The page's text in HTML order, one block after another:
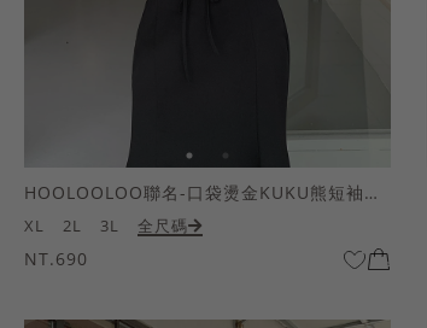
HOOLOOLOO聯名-口袋燙金KUKU熊短袖上衣
XL 2L 3L 全尺碼
NT.690